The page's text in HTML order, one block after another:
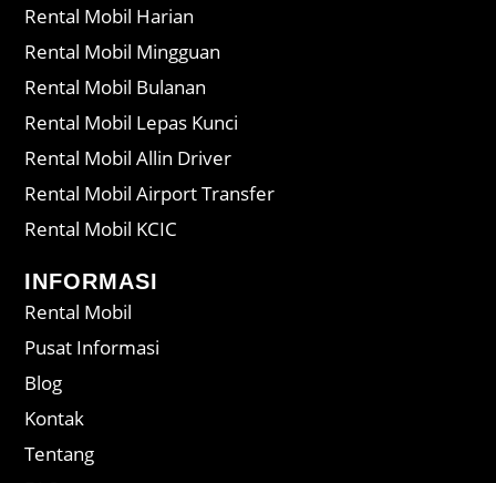
Rental Mobil Harian
Rental Mobil Mingguan
Rental Mobil Bulanan
Rental Mobil Lepas Kunci
Rental Mobil Allin Driver
Rental Mobil Airport Transfer
Rental Mobil KCIC
INFORMASI
Rental Mobil
Pusat Informasi
Blog
Kontak
Tentang